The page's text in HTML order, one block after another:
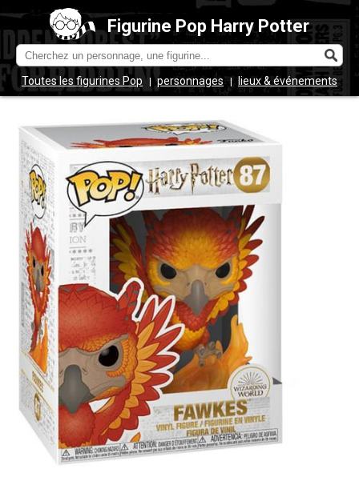
Figurine Pop Harry Potter
Toutes les figurines Pop personnages lieux & événements